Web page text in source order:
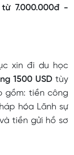
7.000.000đ -
xin đi du học
1500 USD tùy
gồm: tiền công
hóa Lãnh sự
tiền gửi hồ sơ